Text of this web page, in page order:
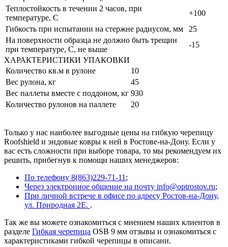
Теплостойкость в течении 2 часов, при
температуре, С
+100
Гибкость при испытании на стержне радиусом, мм
25
На поверхности образца не должно быть трещин
при температуре, С, не выше
-15
ХАРАКТЕРИСТИКИ УПАКОВКИ
Количество кв.м в рулоне
10
Вес рулона, кг
45
Вес паллеты вместе с поддоном, кг 930
Количество рулонов на паллете
20
Только у нас наиболее выгодные цены на гибкую черепицу
Roofshield и эндовые ковры к ней в Ростове-на-Дону. Если у
вас есть сложности при выборе товара, то мы рекомендуем их
решить, прибегнув к помощи наших менеджеров:
По телефону 8(863)229-71-11 ;
Через электронное общение на почту info@optrostov.ru;
При личной встрече в офисе по адресу Ростов-на-Дону,
ул. Природная 2Е. .
Так же вы можете ознакомиться с мнением наших клиентов в
разделе Гибкая черепица OSB 9 мм отзывы и ознакомиться с
характеристиками гибкой черепицы в описани.